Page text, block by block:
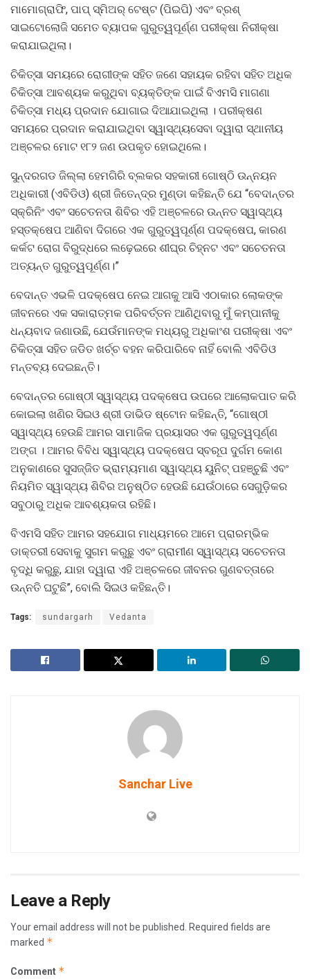
ମାମୋଗ୍ରାଫି, ପାପ୍ ସ୍ମିଅର୍ ଟେଷ୍ଟ (ପିଇପି) ଏବଂ ବ୍ରଶ୍
ସାଇଟୋଲୋଜି ସମେତ ବ୍ୟାପକ ଗୁରୁତ୍ୱପୂର୍ଣ୍ଣ ପରୀକ୍ଷା ନିରୀକ୍ଷା
କରାଯାଇଥିଲା।
ଚିକିତ୍ସା ସମୟରେ ରୋଗୀଙ୍କ ସହିତ ଜଣେ ସହାୟକ ରହିବା ସହିତ ଅଧିକ
ଚିକିତ୍ସା ଆବଶ୍ୟକ କରୁଥିବା ବ୍ୟକ୍ତିଙ୍କ ପାଇଁ ବିଏମସି ମାଗଣା
ଚିକିତ୍ସା ମଧ୍ୟ ପ୍ରଦାନ ଯୋଗାଇ ଦିଆଯାଇଥିଲା । ପରୀକ୍ଷଣ
ସମୟରେ ପ୍ରଦାନ କରାଯାଇଥିବା ସ୍ୱାସ୍ଥ୍ୟସେବା ଦ୍ୱାରା ସ୍ଥାନୀୟ
ଅଞ୍ଚଳର ମୋଟ ୧୮୨ ଜଣ ଉପକୃତ ହୋଇଥିଲେ।
ସୁନ୍ଦରଗଡ ଜିଲ୍ଲା ହେମଗିରି ବ୍ଲକର ସହକାରୀ ଗୋଷ୍ଠି ଉନ୍ନୟନ
ଅଧିକାରୀ (ଏବିଡିଓ) ଶ୍ରୀ ଜିତେନ୍ଦ୍ର ମୁଣ୍ଡା କହିଛନ୍ତି ଯେ “ବେଦାନ୍ତର
ସ୍କ୍ରିନିଂ ଏବଂ ସଚେତନତା ଶିବିର ଏହି ଅଞ୍ଚଳରେ ଉନ୍ନତ ସ୍ୱାସ୍ଥ୍ୟ
ହସ୍ତକ୍ଷେପ ଆଣିବା ଦିଗରେ ଏକ ଗୁରୁତ୍ୱପୂର୍ଣ୍ଣ ପଦକ୍ଷେପ, କାରଣ
କର୍କଟ ରୋଗ ବିରୁଦ୍ଧରେ ଲଢ଼େଇରେ ଶୀଘ୍ର ଚିହ୍ନଟ ଏବଂ ସଚେତନତା
ଅତ୍ୟନ୍ତ ଗୁରୁତ୍ୱପୂର୍ଣ୍ଣ।”
ବେଦାନ୍ତ ଏଭଳି ପଦକ୍ଷେପ ନେଇ ଆଗକୁ ଆସି ଏଠାକାର ଲୋକଙ୍କ
ଜୀବନରେ ଏକ ସକାରାତ୍ମକ ପରିବର୍ତ୍ତନ ଆଣିଥିବାରୁ ମୁଁ କମ୍ପାନୀକୁ
ଧନ୍ୟବାଦ ଜଣାଉଛି, ଯେଉଁମାନଙ୍କ ମଧ୍ୟରୁ ଅଧିକାଂଶ ପରୀକ୍ଷା ଏବଂ
ଚିକିତ୍ସା ସହିତ ଜଡିତ ଖର୍ଚ୍ଚ ବହନ କରିପାରିବେ ନାହିଁ ବୋଲି ଏବିଡିଓ
ମନ୍ତବ୍ୟ ଦେଇଛନ୍ତି।
ବେଦାନ୍ତର ଗୋଷ୍ଠୀ ସ୍ୱାସ୍ଥ୍ୟ ପଦକ୍ଷେପ ଉପରେ ଆଲୋକପାତ କରି
କୋଇଲା ଖଣିର ସିଇଓ ଶ୍ରୀ ଡାଭିଡ ଷ୍ଟୋନ କହିଛନ୍ତି, “ଗୋଷ୍ଠୀ
ସ୍ୱାସ୍ଥ୍ୟ ହେଉଛି ଆମର ସାମାଜିକ ପ୍ରୟାସର ଏକ ଗୁରୁତ୍ୱପୂର୍ଣ୍ଣ
ଅଙ୍ଗ । ଆମର ବିବିଧ ସ୍ୱାସ୍ଥ୍ୟ ପଦକ୍ଷେପ ସ୍ବରୂପ ଦୁର୍ଗମ କୋଣ
ଅନୁକାଣରେ ସୁସଜ୍ଜିତ ଭ୍ରାମ୍ୟମାଣ ସ୍ୱାସ୍ଥ୍ୟ ୟୁନିଟ୍ ପହଞ୍ଚୁଛି ଏବଂ
ନିୟମିତ ସ୍ୱାସ୍ଥ୍ୟ ଶିବିର ଅନୁଷ୍ଠିତ ହେଉଛି ଯେଉଁଠାରେ ସେଗୁଡ଼ିକର
ସବୁଠାରୁ ଅଧିକ ଆବଶ୍ୟକତା ରହିଛି।
ବିଏମସି ସହିତ ଆମର ସହଯୋଗ ମାଧ୍ୟମରେ ଆମେ ପ୍ରାରମ୍ଭିକ
ଡାକ୍ତରୀ ସେବାକୁ ସୁଗମ କରୁଛୁ ଏବଂ ଗ୍ରାମୀଣ ସ୍ୱାସ୍ଥ୍ୟ ସଚେତନତା
ବୃଦ୍ଧି କରୁଛୁ, ଯାହା ଦ୍ୱାରା ଏହି ଅଞ୍ଚଳରେ ଜୀବନର ଗୁଣବତ୍ତାରେ
ଉନ୍ନତି ଘଟୁଛି”, ବୋଲି ସିଇଓ କହିଛନ୍ତି।
Tags: sundargarh Vedanta
Sanchar Live
Leave a Reply
Your email address will not be published.
Required fields are
marked *
Comment *